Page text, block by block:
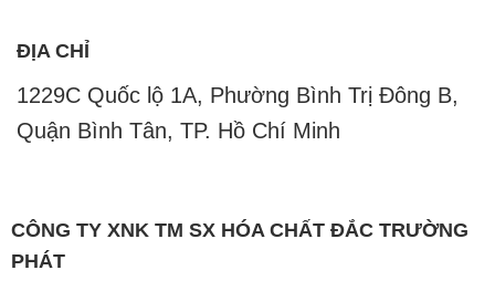
ĐỊA CHỈ
1229C Quốc lộ 1A, Phường Bình Trị Đông B,
Quận Bình Tân, TP. Hồ Chí Minh
CÔNG TY XNK TM SX HÓA CHẤT ĐẮC TRƯỜNG
PHÁT